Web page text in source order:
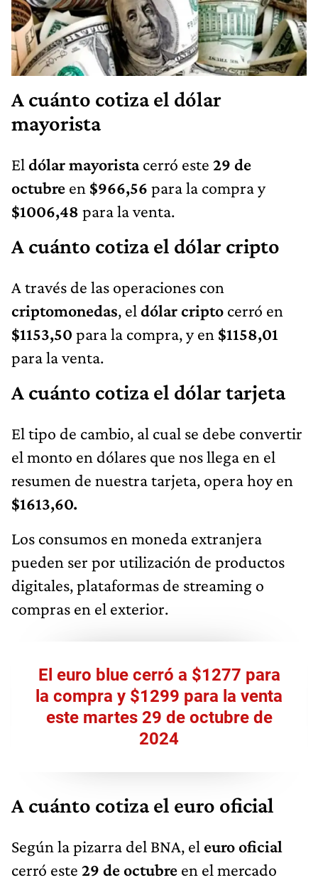
A cuánto cotiza el dólar
mayorista
El dólar mayoristacerró este 29 de
octubre en $966,56 para la compra y
$1006,48 para la venta.
A cuánto cotiza el dólar cripto
A través de las operaciones con
criptomonedas, el dólar cripto cerró en
$1153,50 para la compra, y en $1158,01
para la venta.
A cuánto cotiza el dólar tarjeta
El tipo de cambio, al cual se debe convertir
el monto en dólares que nos llega en el
resumen de nuestra tarjeta, opera hoy en
$1613,60.
Los consumos en moneda extranjera
pueden ser por utilización de productos
digitales, plataformas de streaming o
compras en el exterior.
El euro blue cerró a $1277 para
la compra y $1299 para la venta
este martes 29 de octubre de
2024
A cuánto cotiza el euro oficial
Según la pizarra del BNA, el euro oficial
cerró este 29 de octubre en el mercado